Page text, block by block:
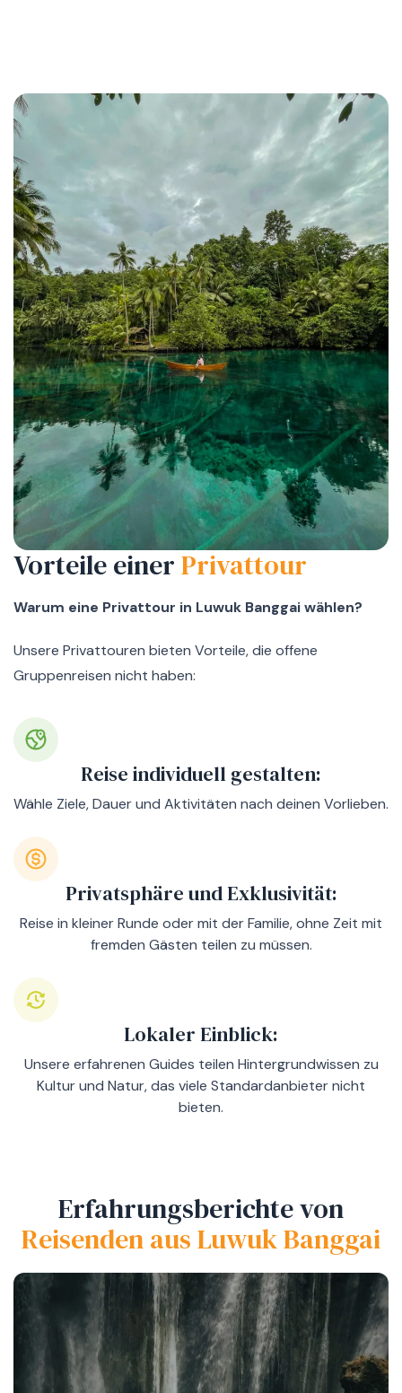
Vorteile einerPrivattour
Warum eine Privattour in Luwuk Banggai wählen?
Unsere Privattouren bieten Vorteile, die offene
Gruppenreisen nicht haben:
Reise individuell gestalten:
Wähle Ziele, Dauer und Aktivitäten nach deinen Vorlieben.
Privatsphäre und Exklusivität:
Reise in kleiner Runde oder mit der Familie, ohne Zeit mit
fremden Gästen teilen zu müssen.
Lokaler Einblick:
Unsere erfahrenen Guides teilen Hintergrundwissen zu
Kultur und Natur, das viele Standardanbieter nicht
bieten.
Erfahrungsberichte von
Reisenden aus Luwuk Banggai